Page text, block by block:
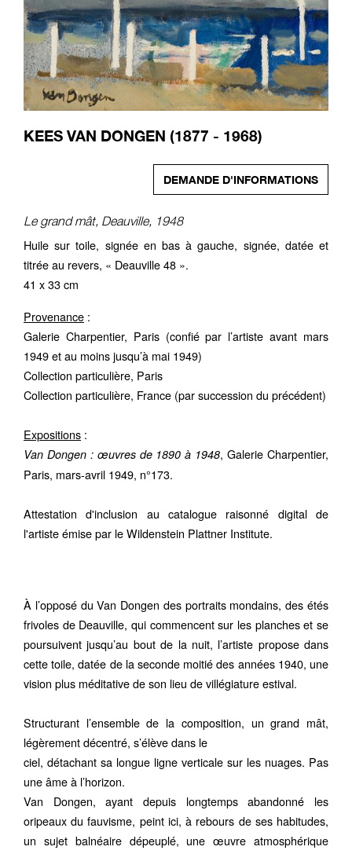
KEES VAN DONGEN (1877 - 1968)
DEMANDE D'INFORMATIONS
Le grand mât, Deauville, 1948
Huile sur toile, signée en bas à gauche, signée, datée et
titrée au revers, « Deauville 48 ».
41 x 33 cm
Provenance :
Galerie Charpentier, Paris (confié par l’artiste avant mars
1949 et au moins jusqu’à mai 1949)
Collection particulière, Paris
Collection particulière, France (par succession du précédent)
Expositions :
Van Dongen : œuvres de 1890 à 1948, Galerie Charpentier,
Paris, mars-avril 1949, n°173.
Attestation d'inclusion au catalogue raisonné digital de
l'artiste émise par le Wildenstein Plattner Institute.
À l’opposé du Van Dongen des portraits mondains, des étés
frivoles de Deauville, qui commencent sur les planches et se
poursuivent jusqu’au bout de la nuit, l’artiste propose dans
cette toile, datée de la seconde moitié des années 1940, une
vision plus méditative de son lieu de villégiature estival.
Structurant l’ensemble de la composition, un grand mât,
légèrement décentré, s’élève dans le
ciel, détachant sa longue ligne verticale sur les nuages. Pas
une âme à l’horizon.
Van Dongen, ayant depuis longtemps abandonné les
oripeaux du fauvisme, peint ici, à rebours de ses habitudes,
un sujet balnéaire dépeuplé, une œuvre atmosphérique